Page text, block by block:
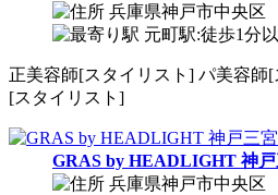
兵庫県神戸市中央区
元町駅:徒歩1分
正美容師[スタイリスト] パ美容師[
[スタイリスト]
GRAS by HEADLIGHT 神
兵庫県神戸市中央区